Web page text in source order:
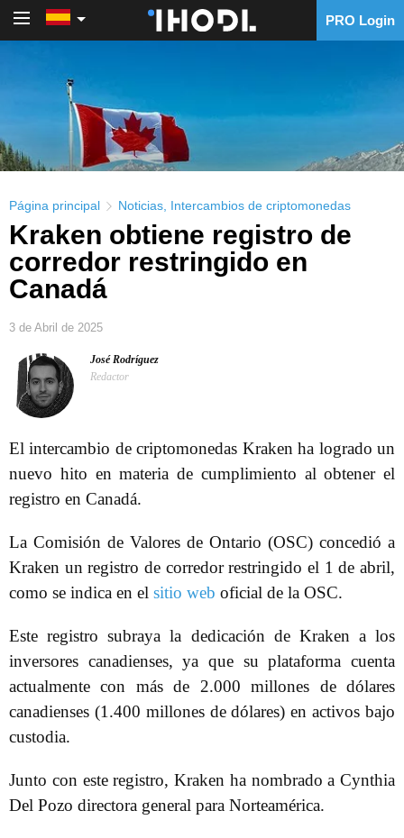
PRO Login
Página principal Noticias Intercambios de criptomonedas
Kraken obtiene registro de
corredor restringido en
Canadá
3 de Abril de 2025
José Rodríguez
Redactor
El intercambio de criptomonedas Kraken ha logrado un
nuevo hito en materia de cumplimiento al obtener el
registro en Canadá.
La Comisión de Valores de Ontario (OSC) concedió a
Kraken un registro de corredor restringido el 1 de abril,
como se indica en el sitio web oficial de la OSC.
Este registro subraya la dedicación de Kraken a los
inversores canadienses, ya que su plataforma cuenta
actualmente con más de 2.000 millones de dólares
canadienses (1.400 millones de dólares) en activos bajo
custodia.
Junto con este registro, Kraken ha nombrado a Cynthia
Del Pozo directora general para Norteamérica.